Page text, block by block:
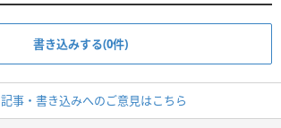
書き込みする(0件)
記事・書き込みへのご意見はこちら